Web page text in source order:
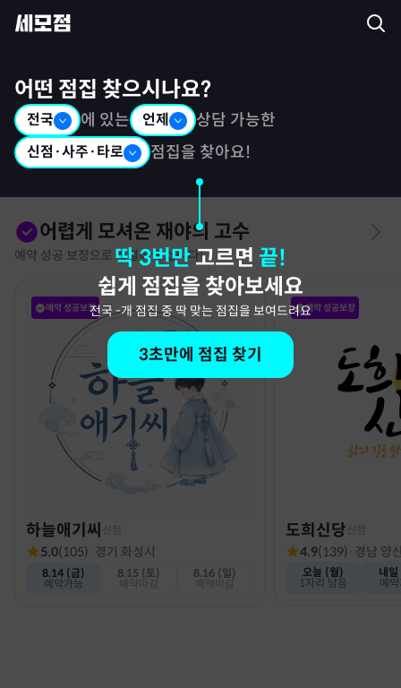
어떤 점집 찾으시나요?
전국 에 있는 언제 상담 가능한
신점·사주·타로 점집을 찾아요!
딱 3번만 고르면 끝!
쉽게 점집을 찾아보세요
전국-개 점집 중 딱 맞는 점집을 보여드려요
3초만에 점집 찾기
어렵게 모셔온 재야의 고수
예약 성공 보장으로 특별히 모십니다!
예약 성공보장
하늘애기씨
5.0(105) · 경기 화성시
8.14 (금)
예약가능
8.15 (토)
8.16 (일)
예약 성공보장
도희신당
4.9(139) · 경남 양
오늘 (월)
1자리 남음
내
예